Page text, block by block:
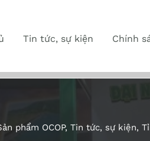
Tin tức, sự kiện Chính
phẩm OCOP, Tin tức, sự kiện,